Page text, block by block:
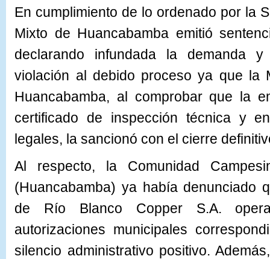
En cumplimiento de lo ordenado por la
Mixto de Huancabamba emitió
declarando infundada la demanda
violación al debido proceso ya que la
Huancabamba, al comprobar que la
certificado de inspección técnica y
legales, la sancionó con el cierre
Al respecto, la Comunidad
(Huancabamba) ya había denunciado
de Río Blanco Copper S.A.
autorizaciones municipales
silencio administrativo positivo.